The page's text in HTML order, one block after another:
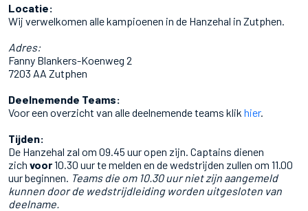
Locatie:
Wij verwelkomen alle kampioenen in de Hanzehal in Zutphen.
Adres:
Fanny Blankers-Koenweg 2
7203 AA Zutphen
Deelnemende Teams:
Voor een overzicht van alle deelnemende teams klik hier.
Tijden:
De Hanzehal zal om 09.45 uur open zijn. Captains dienen
zich voor10.30 uur te melden en de wedstrijden zullen om 11.00
uur beginnen. Teams die om 10.30 uur niet zijn aangemeld
kunnen door de wedstrijdleiding worden uitgesloten van
deelname.